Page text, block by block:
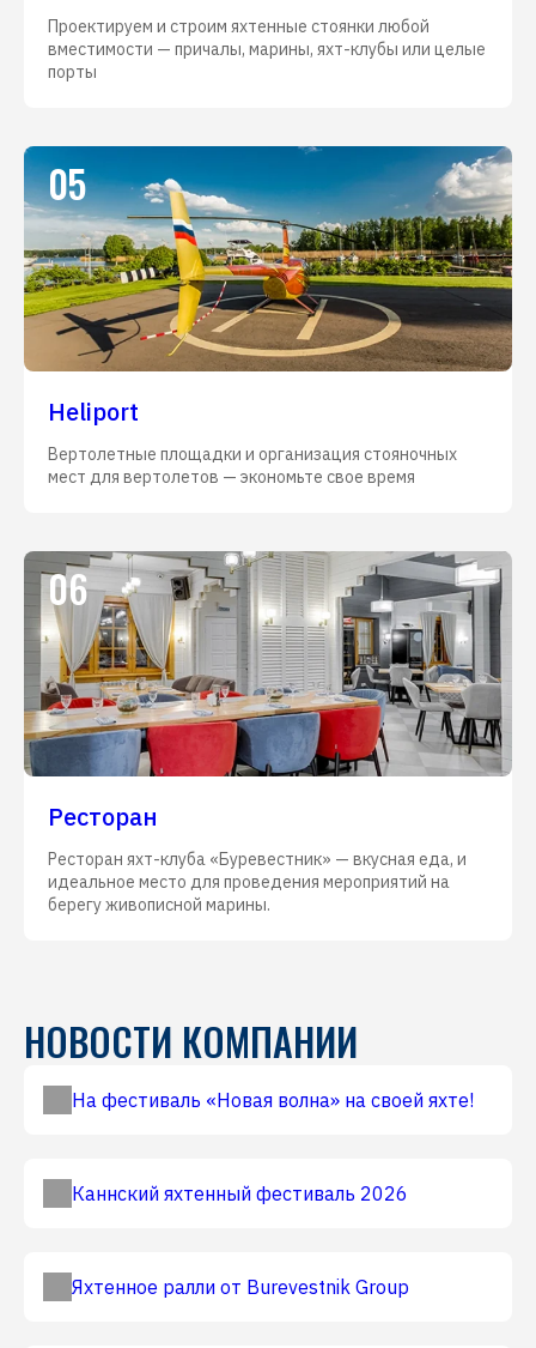
Проектируем и строим яхтенные стоянки любой
вместимости — причалы, марины, яхт-клубы или целые
порты
05
Heliport
Вертолетные площадки и организация стояночных
мест для вертолетов — экономьте свое время
06
Ресторан
Ресторан яхт-клуба «Буревестник» — вкусная еда, и
идеальное место для проведения мероприятий на
берегу живописной марины.
НОВОСТИ КОМПАНИИ
На фестиваль «Новая волна» на своей яхте!
Каннский яхтенный фестиваль 2026
Яхтенное ралли от Burevestnik Group